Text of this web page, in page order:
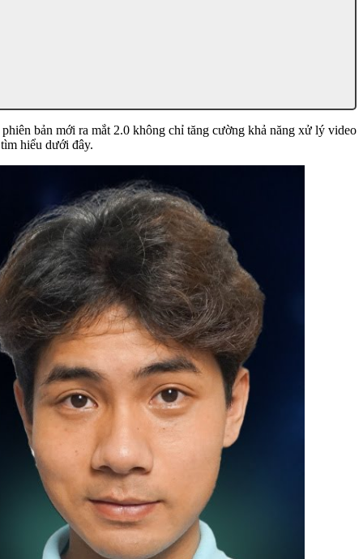
bản mới ra mắt 2.0 không chỉ tăng cường khả năng xử lý video
hiểu dưới đây.